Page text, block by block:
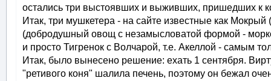
остались три выстоявших и выживших, пришедших к
Итак, три мушкетера - на сайте известные как
(добродушный овощ с незамысловатой формой -
и просто Тигренок с Волчарой, т.е. Акеллой - самым
Итак, было вынесено решение: ехать 1 сентября.
"ретивого коня" шалила печень, поэтому он бежал